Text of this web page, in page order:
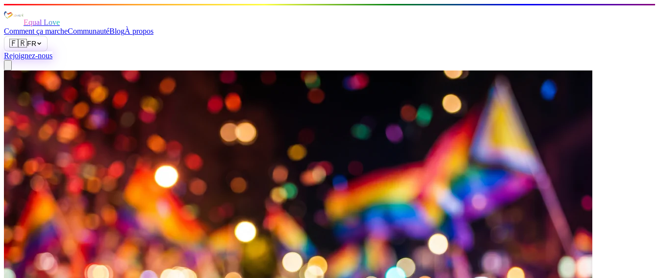
Equal Love
Comment ça marcheCommunautéBlogÀ propos
🇫🇷FR
Rejoignez-nous